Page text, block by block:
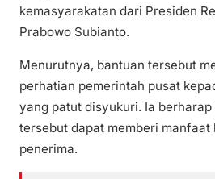
kemasyarakatan dari Presiden
Prabowo Subianto.
Menurutnya, bantuan tersebut
perhatian pemerintah pusat
yang patut disyukuri. Ia
tersebut dapat memberi manfaat
penerima.